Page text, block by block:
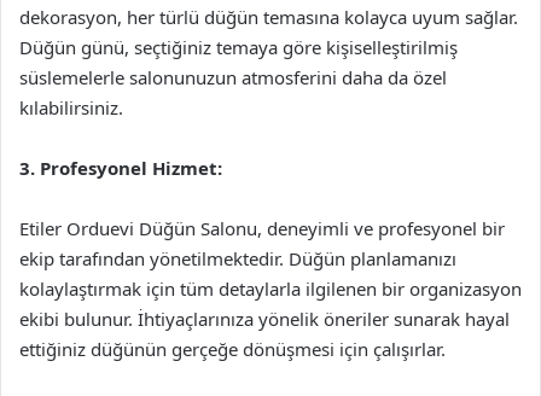
dekorasyon, her türlü düğün temasına kolayca uyum sağlar.
Düğün günü, seçtiğiniz temaya göre kişiselleştirilmiş
süslemelerle salonunuzun atmosferini daha da özel
kılabilirsiniz.
3. Profesyonel Hizmet:
Etiler Orduevi Düğün Salonu, deneyimli ve profesyonel bir
ekip tarafından yönetilmektedir. Düğün planlamanızı
kolaylaştırmak için tüm detaylarla ilgilenen bir organizasyon
ekibi bulunur. İhtiyaçlarınıza yönelik öneriler sunarak hayal
ettiğiniz düğünün gerçeğe dönüşmesi için çalışırlar.